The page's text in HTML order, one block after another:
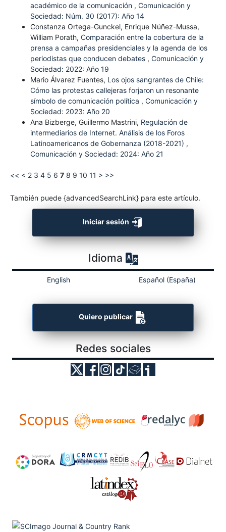
académico de la comunicación , Comunicación y
Sociedad: Núm. 30 (2017): Año 14
Constanza Ortega-Gunckel, Enrique Núñez-Mussa,
William Porath, Comparación entre la cobertura de la
prensa a campañas presidenciales y la agenda de los
periodistas que conducen debates , Comunicación y
Sociedad: 2022: Año 19
Mario Álvarez Fuentes, Los ojos sangrantes de Chile:
Cómo las protestas callejeras forjaron un resonante
símbolo de comunicación política , Comunicación y
Sociedad: 2023: Año 20
Ana Bizberge, Guillermo Mastrini, Regulación de
intermediarios de Internet. Análisis de los Foros
Latinoamericanos de Gobernanza (2018-2021) ,
Comunicación y Sociedad: 2024: Año 21
<< < 2 3 4 5 6 7 8 9 10 11 > >>
También puede {advancedSearchLink} para este artículo.
Iniciar sesión
Idioma
English Español (España)
Quiero publicar
Redes sociales